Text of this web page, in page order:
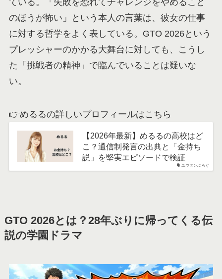
のほうが怖い」という本人の言葉は、彼女の仕事
に対する哲学をよく表している。GTO 2026という
プレッシャーのかかる大舞台に対しても、こうし
た「挑戦者の精神」で臨んでいることは疑いな
い。
👉めるるの詳しいプロフィールはこちら
ユウタンぶろぐ
【2026年最新】めるるの高校はど
こ？通信制発言の出典と「金持ち
説」を堅実エピソードで検証
GTO 2026とは？28年ぶりに帰ってくる伝
説の学園ドラマ